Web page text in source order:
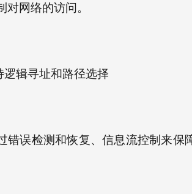
网络的访问。
辑寻址和路径选择
错误检测和恢复、信息流控制来保